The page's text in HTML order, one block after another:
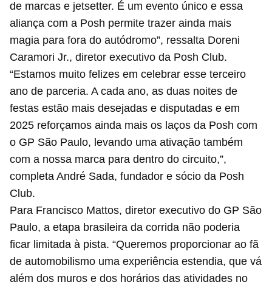
de marcas e jetsetter. É um evento único e essa
aliança com a Posh permite trazer ainda mais
magia para fora do autódromo”, ressalta Doreni
Caramori Jr., diretor executivo da Posh Club.
“Estamos muito felizes em celebrar esse terceiro
ano de parceria. A cada ano, as duas noites de
festas estão mais desejadas e disputadas e em
2025 reforçamos ainda mais os laços da Posh com
o GP São Paulo, levando uma ativação também
com a nossa marca para dentro do circuito,”,
completa André Sada, fundador e sócio da Posh
Club.
Para Francisco Mattos, diretor executivo do GP São
Paulo, a etapa brasileira da corrida não poderia
ficar limitada à pista. “Queremos proporcionar ao fã
de automobilismo uma experiência estendia, que vá
além dos muros e dos horários das atividades no